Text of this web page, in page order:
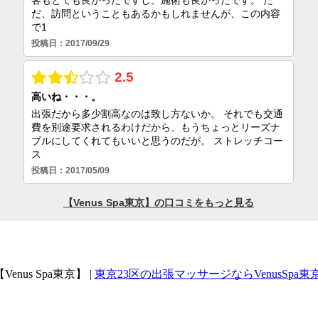
Spa東京】 | 東京23区の出張マッサージならVenusSpa東